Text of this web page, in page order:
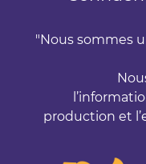
Nous sommes
production et